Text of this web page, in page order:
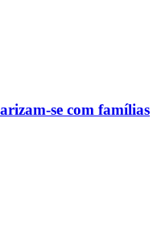
se com famílias